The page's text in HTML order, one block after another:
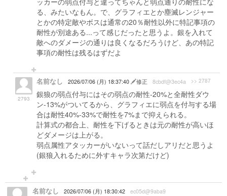
る、みたいなもん。で、グラフィエとか塵滅レンジャー
とかの特定敵やボスは通常の20％耐性以外に特記事項の
耐性が別途ある...って感じだったと思うよ。銀を入れて
敵へのダメージの通りは良くなるだろうけど、あの特記
事項の耐性は残るはずだよ
2793
名前なし 2026/07/06 (月) 18:37:40 修正 8cbdf@3ec4a >> 2787
銀狼の弱点付与にはその弱点の耐性-20%と全耐性ダウ
ン-13%がついてるから、グラフィエに弱点を付与する場
合は耐性40%-33%で耐性を7%まで抑えられる。
計算式の都合上、耐性を下げるときは元の耐性が高いほ
どダメージは上がる。
弱点属性アタッカーがいないって話だしアリだと思うよ
(銀狼入れるために外すキャラ次第だけど)
名前なし 2026/07/06 (月) 18:30:42 ec05d@9aba9